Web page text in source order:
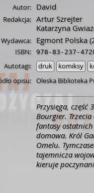
Autor: David
Redakcja: Artur Szrejter
Katarzyna
Wydawca: Egmont Polska
ISBN: 978-83-237-
Autotagi: druk komiksy
opisu: Oleska Biblioteka
Przysięga, część
Bourgier.
fantasy
domowa. Król
Omelu.
tajemnicza
kieruje